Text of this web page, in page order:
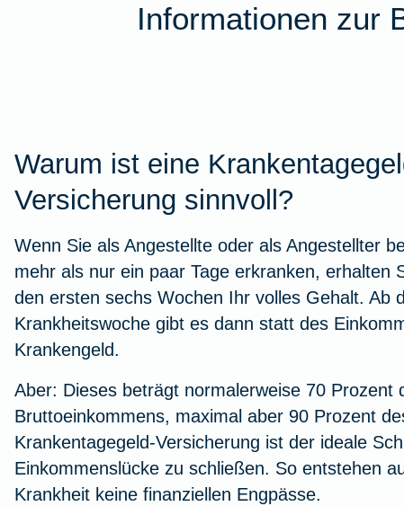
Informationen zur
Warum ist eine
Versicherung sinnvoll?
Wenn Sie als Angestellte oder als Angestellter
mehr als nur ein paar Tage erkranken, erhalten
den ersten sechs Wochen Ihr volles Gehalt. Ab
Krankheitswoche gibt es dann statt des
Krankengeld.
Aber: Dieses beträgt normalerweise 70 Prozent
Bruttoeinkommens, maximal aber 90 Prozent
Krankentagegeld-Versicherung ist der ideale
Einkommenslücke zu schließen. So entstehen
Krankheit keine finanziellen Engpässe.